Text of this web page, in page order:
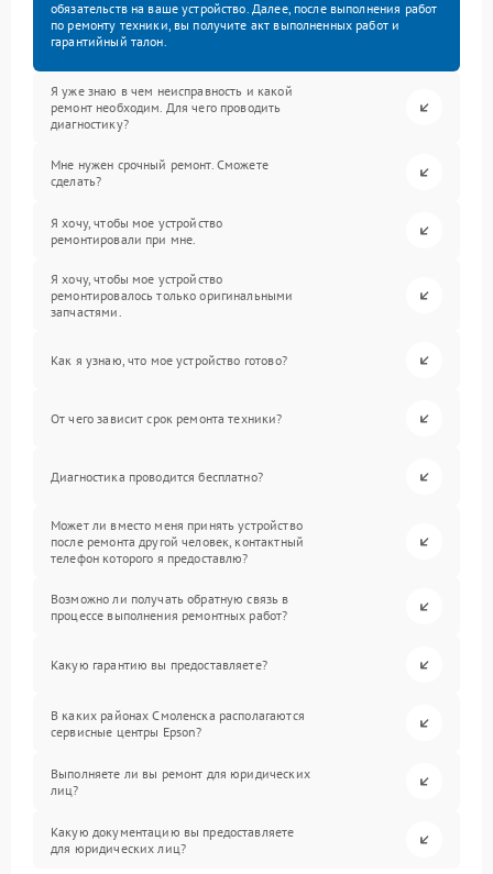
обязательств на ваше устройство. Далее, после выполнения работ
по ремонту техники, вы получите акт выполненных работ и
гарантийный талон.
Я уже знаю в чем неисправность и какой
ремонт необходим. Для чего проводить
диагностику?
Мне нужен срочный ремонт. Сможете
сделать?
Я хочу, чтобы мое устройство
ремонтировали при мне.
Я хочу, чтобы мое устройство
ремонтировалось только оригинальными
запчастями.
Как я узнаю, что мое устройство готово?
От чего зависит срок ремонта техники?
Диагностика проводится бесплатно?
Может ли вместо меня принять устройство
после ремонта другой человек, контактный
телефон которого я предоставлю?
Возможно ли получать обратную связь в
процессе выполнения ремонтных работ?
Какую гарантию вы предоставляете?
В каких районах Смоленска располагаются
сервисные центры Epson?
Выполняете ли вы ремонт для юридических
лиц?
Какую документацию вы предоставляете
для юридических лиц?